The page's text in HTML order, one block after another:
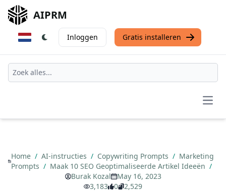
AIPRM
Inloggen Gratis installeren
Home / AI-instructies / Copywriting Prompts / Marketing
Prompts / Maak 10 SEO Geoptimaliseerde Artikel Ideeën /
Burak Kozal
May 16, 2023
3,183
0 2,529